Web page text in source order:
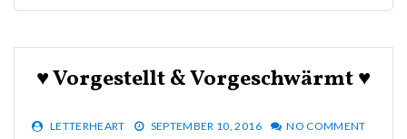
♥ Vorgestellt & Vorgeschwärmt ♥
LETTERHEART SEPTEMBER 10, 2016 NO COMMENT